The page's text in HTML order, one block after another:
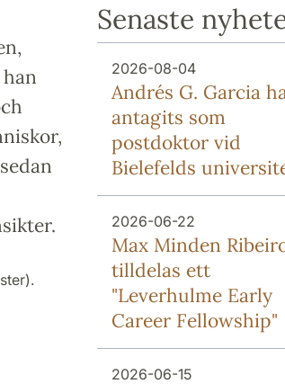
Senaste
2026-08-04
Andrés G. Garcia
antagits som
postdoktor vid
Bielefelds
2026-06-22
Max Minden
tilldelas ett
"Leverhulme Early
Career Fellowship"
2026-06-15